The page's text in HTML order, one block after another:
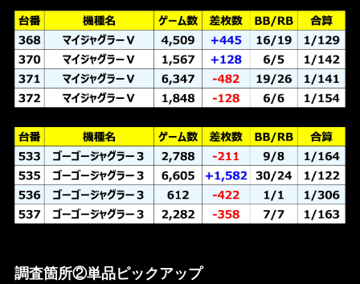
調査箇所②単品ピックアップ